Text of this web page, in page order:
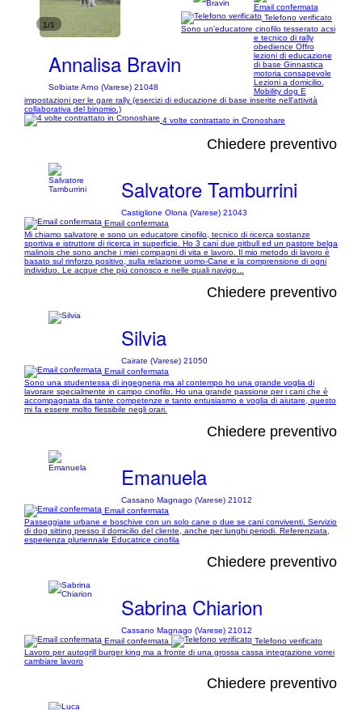
1/1
Annalisa Bravin
Solbiate Arno (Varese) 21048
Email confermata
Telefono verificato
Sono un'educatore cinofilo tesserato acsi
e tecnico di rally
obedience Offro
lezioni di educazione
di base Ginnastica
motoria consapevole
Lezioni a domicilio.
Mobility dog E
impostazioni per le gare rally (esercizi di educazione di base inserite nell'attività
collaborativa del binomio.)
4 volte contrattato in Cronoshare
Chiedere preventivo
Salvatore Tamburrini
Castiglione Olona (Varese) 21043
Email confermata
Mi chiamo salvatore e sono un educatore cinofilo, tecnico di ricerca sostanze
sportiva e istruttore di ricerca in superficie. Ho 3 cani due pitbull ed un pastore belga
malinois che sono anche i miei compagni di vita e lavoro. Il mio metodo di lavoro è
basato sul rinforzo positivo, sulla relazione uomo-Cane e la comprensione di ogni
individuo. Le acque che più conosco e nelle quali navigo...
Chiedere preventivo
Silvia
Cairate (Varese) 21050
Email confermata
Sono una studentessa di ingegneria ma al contempo ho una grande voglia di
lavorare specialmente in campo cinofilo. Ho una grande passione per i cani che è
accompagnata da tante competenze e tanto entusiasmo e voglia di aiutare, questo
mi fa essere molto flessibile negli orari.
Chiedere preventivo
Emanuela
Cassano Magnago (Varese) 21012
Email confermata
Passeggiate urbane e boschive con un solo cane o due se cani conviventi. Servizio
di dog sitting presso il domicilio del cliente, anche per lunghi periodi. Referenziata,
esperienza pluriennale Educatrice cinofila
Chiedere preventivo
Sabrina Chiarion
Cassano Magnago (Varese) 21012
Email confermata
Telefono verificato
Lavoro per autogrill burger king ma a fronte di una grossa cassa integrazione vorrei
cambiare lavoro
Chiedere preventivo